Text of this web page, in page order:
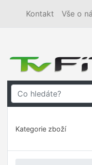
Kontakt Vše o
Kategorie zboží